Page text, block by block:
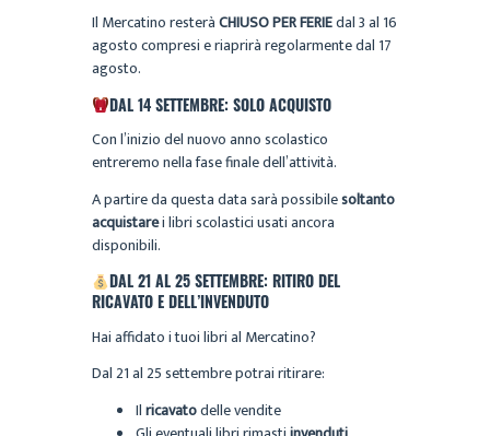
Il Mercatino resteràCHIUSO PER FERIEdal 3 al 16
agosto compresi e riaprirà regolarmente dal 17
agosto.
DAL 14 SETTEMBRE: SOLO ACQUISTO
Con l’inizio del nuovo anno scolastico
entreremo nella fase finale dell’attività.
A partire da questa data sarà possibilesoltanto
acquistarei libri scolastici usati ancora
disponibili.
DAL 21 AL 25 SETTEMBRE: RITIRO DEL
RICAVATO E DELL’INVENDUTO
Hai affidato i tuoi libri al Mercatino?
Dal 21 al 25 settembre potrai ritirare:
Ilricavatodelle vendite